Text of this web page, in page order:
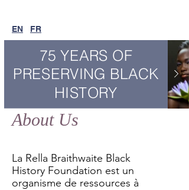
EN FR
75 YEARS OF
PRESERVING BLACK
HISTORY
About Us
La Rella Braithwaite Black
History Foundation est un
organisme de ressources à